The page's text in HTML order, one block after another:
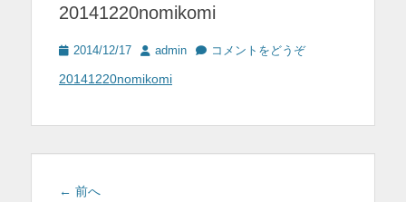
テ
ン
20141220nomikomi
投
日
2014/12/17
投
者
admin コメントをどうぞ
20141220nomikomi
投
← 前へ